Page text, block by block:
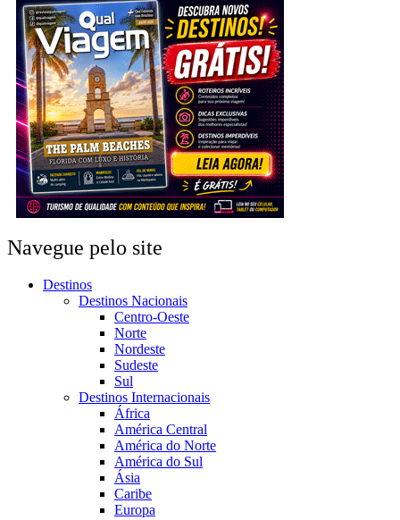
Navegue pelo site
Destinos
Destinos Nacionais
Centro-Oeste
Norte
Nordeste
Sudeste
Sul
Destinos Internacionais
África
América Central
América do Norte
América do Sul
Ásia
Caribe
Europa